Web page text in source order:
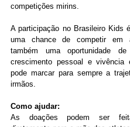
competições mirins.
A participação no Brasileiro Kids
uma chance de competir em
também uma oportunidade de
crescimento pessoal e vivência
pode marcar para sempre a
irmãos.
Como ajudar:
As doações podem ser